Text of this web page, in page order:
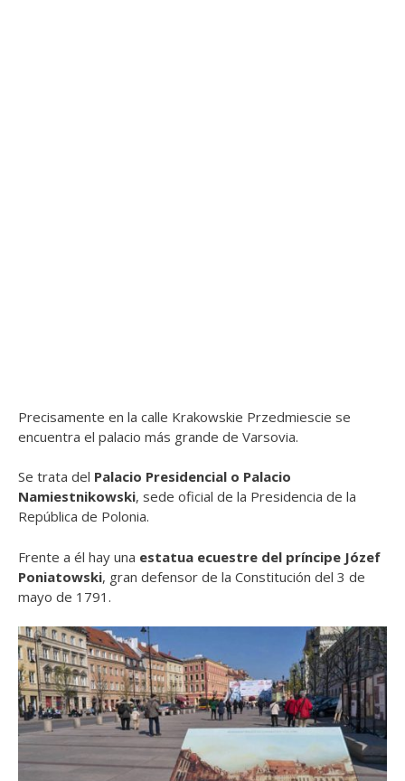
Precisamente en la calle Krakowskie Przedmiescie se
encuentra el palacio más grande de Varsovia.
Se trata del Palacio Presidencial o Palacio
Namiestnikowski, sede oficial de la Presidencia de la
República de Polonia.
Frente a él hay una estatua ecuestre del príncipe Józef
Poniatowski, gran defensor de la Constitución del 3 de
mayo de 1791.